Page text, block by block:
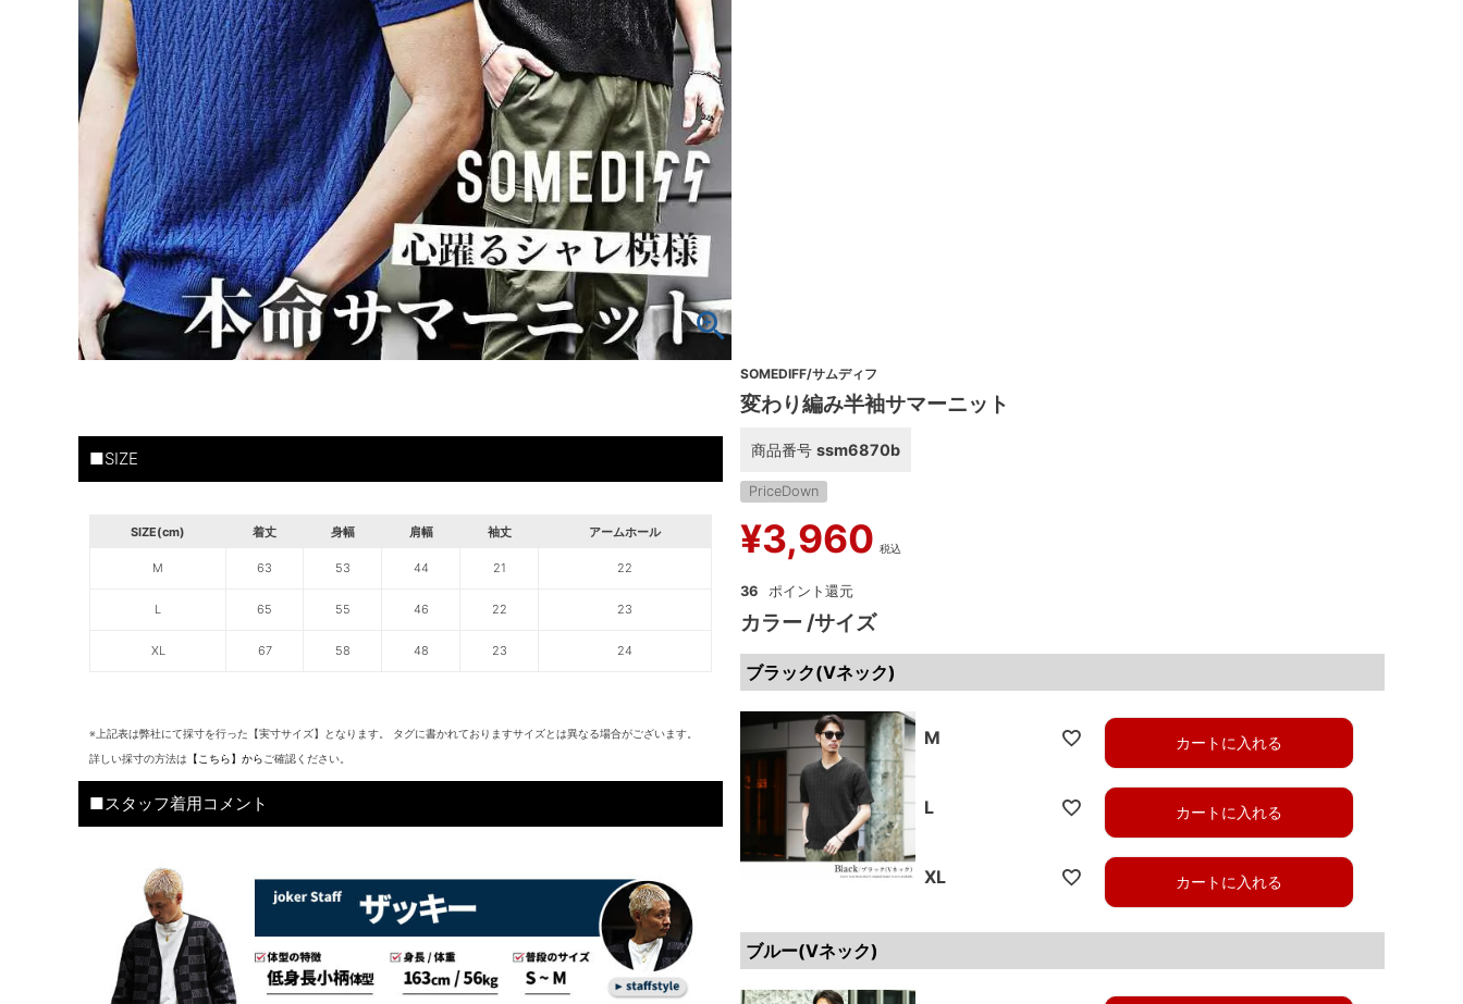
■SIZE
SIZE(cm) 着丈 身幅 肩幅 袖丈 アームホール
M 63 53 44 21 22
L 65 55 46 22 23
XL 67 58 48 23 24
※上記表は弊社にて採寸を行った【実寸サイズ】となります。 タグに書かれておりますサイズとは異なる場合がございます。
詳しい採寸の方法は 【こちら】から ご確認ください。
■スタッフ着用コメント
SOMEDIFF/サムディフ
変わり編み半袖サマーニット
商品番号 ssm6870b
PriceDown
¥3,960 税込
36
カラー サイズ
ブラック(Vネック)
M カートに入れる
L カートに入れる
XL カートに入れる
ブルー(Vネック)